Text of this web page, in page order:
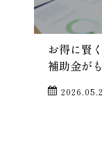
お得に賢
補助金が